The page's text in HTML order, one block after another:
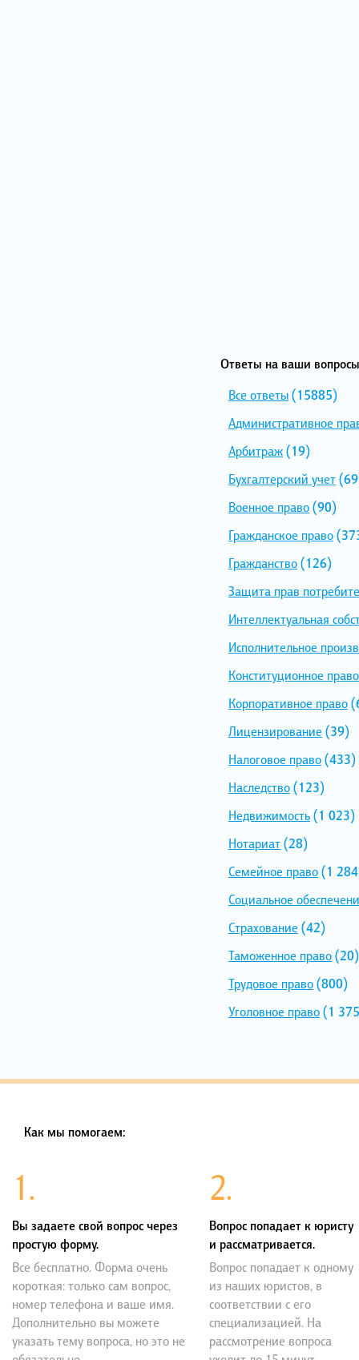
Ответы на ваши
Все ответы(15885)
Административное
Арбитраж(19)
Бухгалтерский учет
Военное право(90)
Гражданское право
Гражданство(126)
Защита прав
Интеллектуальная
Исполнительное
Конституционное право
Корпоративное право
Лицензирование (39)
Налоговое право(433)
Наследство(123)
Недвижимость(1 023)
Нотариат(28)
Семейное право(1
Социальное
Страхование (42)
Таможенное право(20)
Трудовое право(800)
Уголовное право(1
Как мы помогаем:
1.
Вы задаете свой вопрос через
простую форму.
Все бесплатно. Форма очень
короткая: только сам вопрос,
номер телефона и ваше имя.
Дополнительно вы можете
указать тему вопроса, но это не
2.
Вопрос попадает к юристу
и рассматривается.
Вопрос попадает к одному
из наших юристов, в
соответствии с его
специализацией. На
рассмотрение вопроса